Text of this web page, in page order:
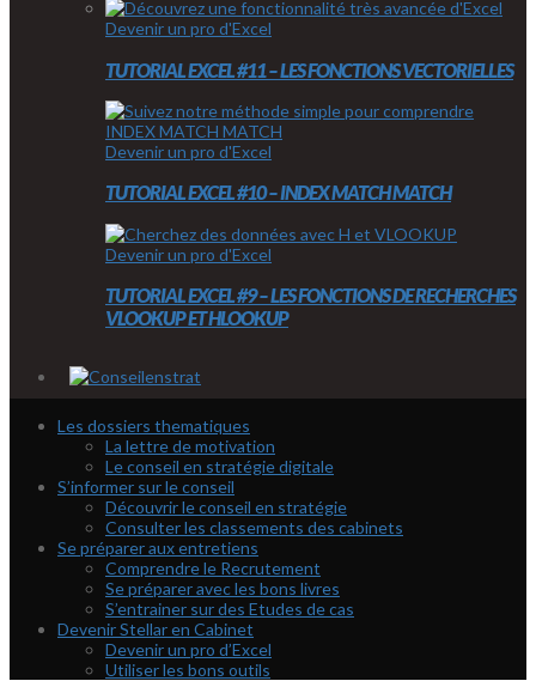
Devenir un pro d'Excel
TUTORIAL EXCEL #11 – LES FONCTIONS VECTORIELLES
Devenir un pro d'Excel
TUTORIAL EXCEL #10 – INDEX MATCH MATCH
Devenir un pro d'Excel
TUTORIAL EXCEL #9 – LES FONCTIONS DE RECHERCHES
VLOOKUP ET HLOOKUP
Les dossiers thematiques
La lettre de motivation
Le conseil en stratégie digitale
S’informer sur le conseil
Découvrir le conseil en stratégie
Consulter les classements des cabinets
Se préparer aux entretiens
Comprendre le Recrutement
Se préparer avec les bons livres
S’entrainer sur des Etudes de cas
Devenir Stellar en Cabinet
Devenir un pro d’Excel
Utiliser les bons outils